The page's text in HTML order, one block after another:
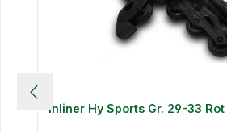
Inliner Hy Sports Gr. 29-33 Rot